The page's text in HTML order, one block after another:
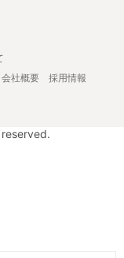
会社概要
採用情報